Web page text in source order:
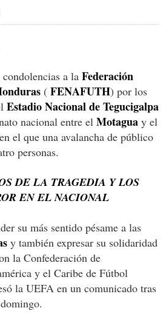
a la Federación
( FENAFUTH) por los
Estadio Nacional de Tegucigalpa
nacional entre el Motagua y el
el que una avalancha de público
personas.
DE LA TRAGEDIA Y LOS
EN EL NACIONAL
su más sentido pésame a las
y también expresar su solidaridad
la Confederación de
y el Caribe de Fútbol
la UEFA en un comunicado tras